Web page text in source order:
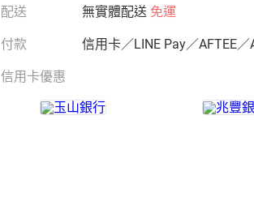
配送 無實體配送 免運
付款 信用卡／LINE Pay／AFTEE／
信用卡優惠